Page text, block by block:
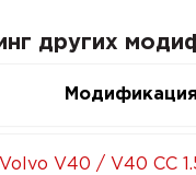
других
Модификация
Volvo V40 / V40 CC